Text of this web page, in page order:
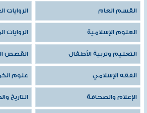
القسم العام الروايات
العلوم الإسلامية الروايات
التعليم وتربية الأطفال القصص
الفقه الإسلامي علوم
الإعلام والصحافة التاريخ